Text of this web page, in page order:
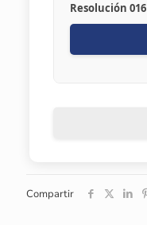
Resolución 016
Compartir